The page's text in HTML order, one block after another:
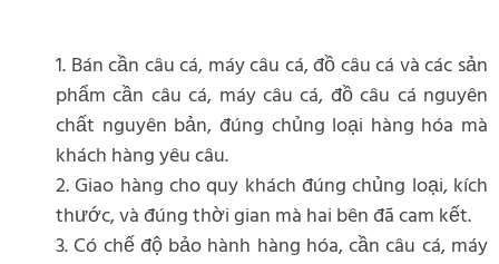
1. Bán cần câu cá, máy câu cá, đồ câu cá và các sản
phẩm cần câu cá, máy câu cá, đồ câu cá nguyên
chất nguyên bản, đúng chủng loại hàng hóa mà
khách hàng yêu câu.
2. Giao hàng cho quy khách đúng chủng loại, kích
thước, và đúng thời gian mà hai bên đã cam kết.
3. Có chế độ bảo hành hàng hóa, cần câu cá, máy